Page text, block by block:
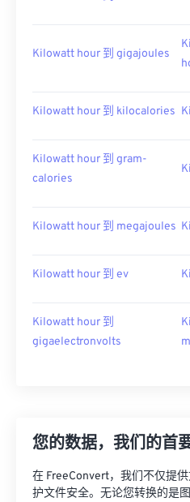
Kilowatt hour 到 gigajoules
Kilowatt hour 到 kilocalories
Kilowatt hour 到 gram-
calories
Kilowatt hour 到 megajoules
Kilowatt hour 到 ev
Kilowatt hour 到
gigaelectronvolts
您的数据，我们的首
在 FreeConvert，我们不仅提
护文件安全。无论您转换的是